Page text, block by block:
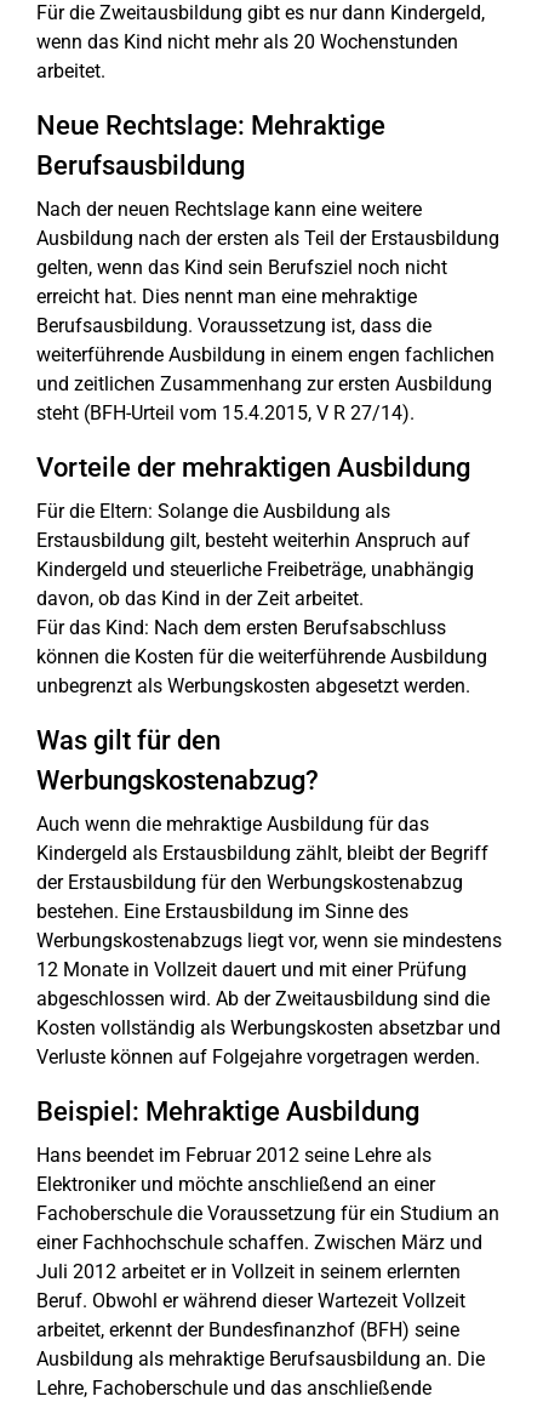
Für die Zweitausbildung gibt es nur dann Kindergeld,
wenn das Kind nicht mehr als 20 Wochenstunden
arbeitet.
Neue Rechtslage: Mehraktige
Berufsausbildung
Nach der neuen Rechtslage kann eine weitere
Ausbildung nach der ersten als Teil der Erstausbildung
gelten, wenn das Kind sein Berufsziel noch nicht
erreicht hat. Dies nennt man eine mehraktige
Berufsausbildung. Voraussetzung ist, dass die
weiterführende Ausbildung in einem engen fachlichen
und zeitlichen Zusammenhang zur ersten Ausbildung
steht (BFH-Urteil vom 15.4.2015, V R 27/14).
Vorteile der mehraktigen Ausbildung
Für die Eltern: Solange die Ausbildung als
Erstausbildung gilt, besteht weiterhin Anspruch auf
Kindergeld und steuerliche Freibeträge, unabhängig
davon, ob das Kind in der Zeit arbeitet.
Für das Kind: Nach dem ersten Berufsabschluss
können die Kosten für die weiterführende Ausbildung
unbegrenzt als Werbungskosten abgesetzt werden.
Was gilt für den
Werbungskostenabzug?
Auch wenn die mehraktige Ausbildung für das
Kindergeld als Erstausbildung zählt, bleibt der Begriff
der Erstausbildung für den Werbungskostenabzug
bestehen. Eine Erstausbildung im Sinne des
Werbungskostenabzugs liegt vor, wenn sie mindestens
12 Monate in Vollzeit dauert und mit einer Prüfung
abgeschlossen wird. Ab der Zweitausbildung sind die
Kosten vollständig als Werbungskosten absetzbar und
Verluste können auf Folgejahre vorgetragen werden.
Beispiel: Mehraktige Ausbildung
Hans beendet im Februar 2012 seine Lehre als
Elektroniker und möchte anschließend an einer
Fachoberschule die Voraussetzung für ein Studium an
einer Fachhochschule schaffen. Zwischen März und
Juli 2012 arbeitet er in Vollzeit in seinem erlernten
Beruf. Obwohl er während dieser Wartezeit Vollzeit
arbeitet, erkennt der Bundesfinanzhof (BFH) seine
Ausbildung als mehraktige Berufsausbildung an. Die
Lehre, Fachoberschule und das anschließende